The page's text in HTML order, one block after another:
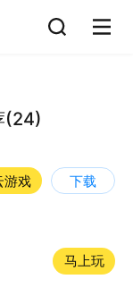
(24)
游戏 下载
马上玩